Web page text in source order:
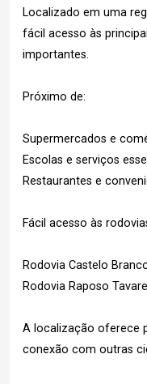
Localizado em uma
fácil acesso às
importantes.
Próximo de:
Supermercados e
Escolas e serviços
Restaurantes e
Fácil acesso às
Rodovia Castelo
Rodovia Raposo
A localização oferece
conexão com outras